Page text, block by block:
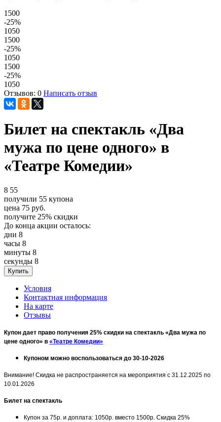
1500
-25%
1050
1500
-25%
1050
1500
-25%
1050
Отзывов: 0 Написать отзыв
Билет на спектакль «Два
мужа по цене одного» в
«Театре Комедии»
8 55
получили 55 купона
цена 75 руб.
получите 25% скидки
До конца акции осталось:
дни 8
часы 8
минуты 8
секунды 8
Условия
Контактная информация
На карте
Отзывы
Купон дает право получения 25% скидки на спектакль «Два мужа по
цене одного» в «Театре Комедии»
Купоном можно воспользоваться до 30-10-2026
Внимание! Скидка не распространяется на мероприятия с 31.12.2025 по
10.01.2026
Билет на спектакль
Купон за 75р. и доплата: 1050р. вместо 1500р. Скидка 25%